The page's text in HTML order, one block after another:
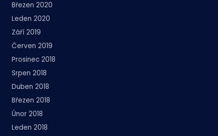
Březen 2020
Leden 2020
Září 2019
Červen 2019
Prosinec 2018
Srpen 2018
Duben 2018
Březen 2018
Únor 2018
Leden 2018